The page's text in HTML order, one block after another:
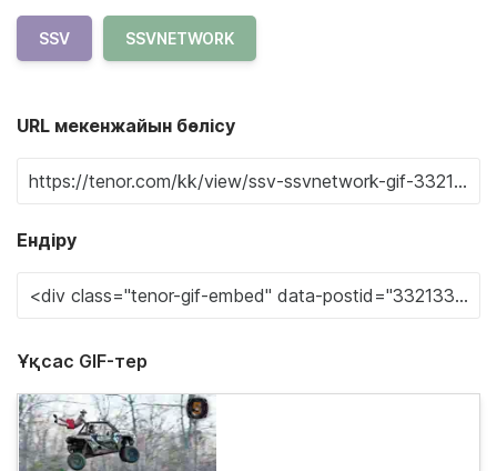
SSV SSVNETWORK
URL мекенжайын бөлісу
Ендіру
Ұқсас GIF-тер